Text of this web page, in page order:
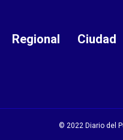
Regional Ciudad
© 2022 Diario del